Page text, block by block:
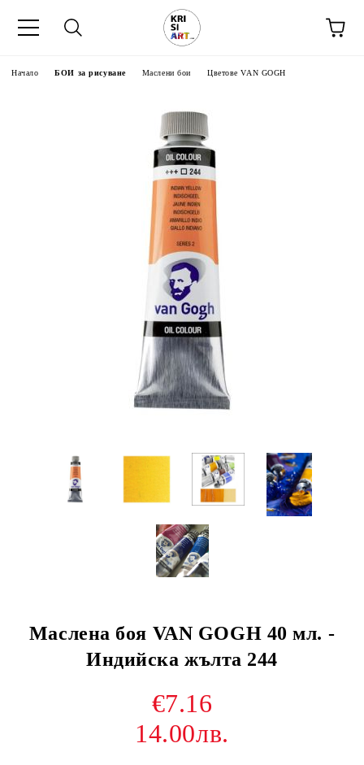
Начало БОИ за рисуване Маслени бои Цветове VAN GOGH
Маслена боя VAN GOGH 40 мл. -
Индийска жълта 244
€7.16
14.00лв.